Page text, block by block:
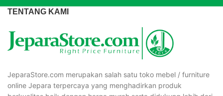
TENTANG KAMI
JeparaStore.com merupakan salah satu toko mebel / furniture
online Jepara terpercaya yang menghadirkan produk